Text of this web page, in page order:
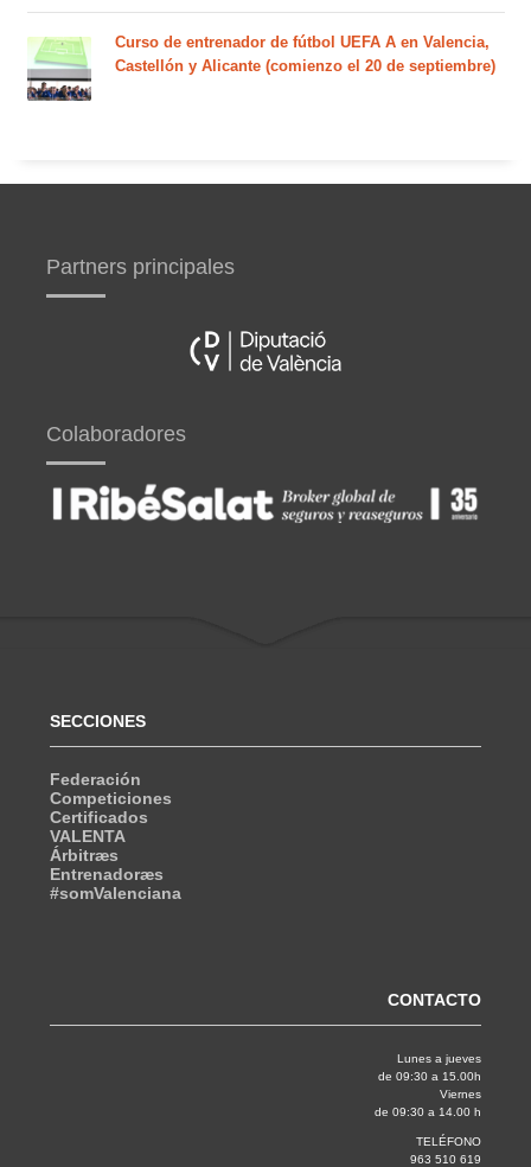
Curso de entrenador de fútbol UEFA A en Valencia,
Castellón y Alicante (comienzo el 20 de septiembre)
Partners principales
Colaboradores
SECCIONES
Federación
Competiciones
Certificados
VALENTA
Árbitræs
Entrenadoræs
#somValenciana
CONTACTO
Lunes a jueves
de 09:30 a 15.00h
Viernes
de 09:30 a 14.00 h
TELÉFONO
963 510 619